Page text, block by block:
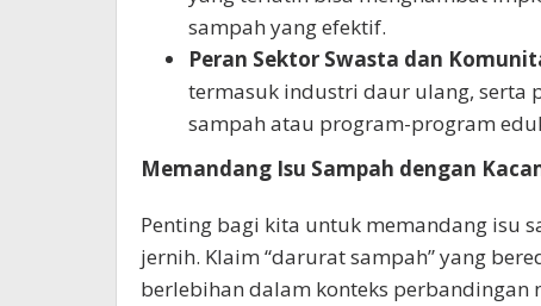
sampah yang efektif.
Peran Sektor Swasta dan
termasuk industri daur ulang, serta
sampah atau program-program
Memandang Isu Sampah dengan
Penting bagi kita untuk memandang isu
jernih. Klaim “darurat sampah” yang
berlebihan dalam konteks perbandingan